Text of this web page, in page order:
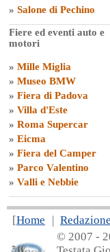
» Salone di Pechino
Fiere ed eventi auto e
motori
» Mille Miglia
» Museo BMW
» Fiera di Padova
» Villa d'Este
» Roma Supercar
» Eicma
» Fiera del Camper
» Parco Valentino
» Valli e Nebbie
[Home | Redazione
© 2007 -